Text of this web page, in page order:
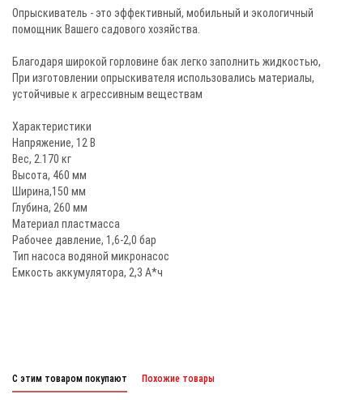
Опрыскиватель - это эффективный, мобильный и экологичный
помощник Вашего садового хозяйства.
Благодаря широкой горловине бак легко заполнить жидкостью,
При изготовлении опрыскивателя использовались материалы,
устойчивые к агрессивным веществам
Характеристики
Напряжение, 12 В
Вес, 2.170 кг
Высота, 460 мм
Ширина,150 мм
Глубина, 260 мм
Материал пластмасса
Рабочее давление, 1,6-2,0 бар
Тип насоса водяной микронасос
Емкость аккумулятора, 2,3 А*ч
С этим товаром покупают Похожие товары